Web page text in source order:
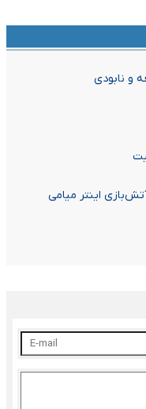
و نابودی
اینتر میامی